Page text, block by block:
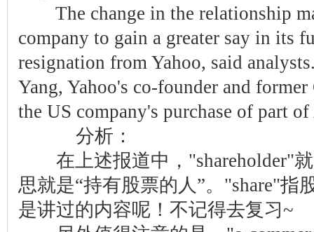
The change in the relationship
company to gain a greater say in its
resignation from Yahoo, said
Yang, Yahoo's co-founder and
the US company's purchase of part
分析：
在上述报道中，"shareholder"就
思就是“持有股票的人”。"share"指
是讲过的内容呢！不记得去复习~